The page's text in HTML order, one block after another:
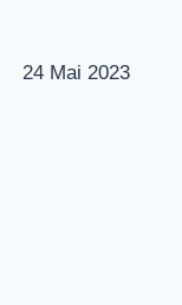
24 Mai 2023